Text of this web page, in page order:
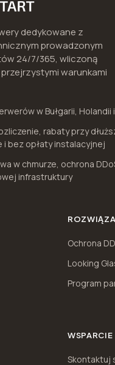
dedykowane z
prowadzonym
24/7/365, wliczoną
warunkami
w Bułgarii, Holandii
rabaty przy
i bez opłaty instalacyjnej
w chmurze, ochrona
infrastruktury
Ochrona
Looking
Program
WSPARCIE
Skontaktuj